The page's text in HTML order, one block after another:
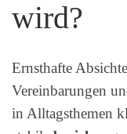
wird?
Ernsthafte
Vereinbarungen
in Alltagsthemen